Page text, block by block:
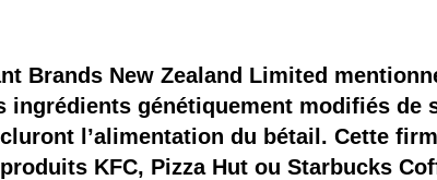
Il y a semence…. et semence
Quels sont les avantages et les inconvénients
Brands New Zealand Limited
ingrédients génétiquement modifiés de
l’alimentation du bétail. Cette
KFC, Pizza Hut ou Starbucks